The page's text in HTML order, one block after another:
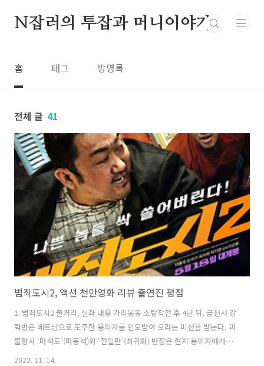
N잡러의 투잡과 머니이야기
홈 태그 방명록
전체 글 41
범죄도시2, 액션 천만영화 리뷰 출연진 평점
1. 범죄도시2 줄거리, 실화 내용 가리봉동 소탕작전 후 4년 뒤, 금천서 강
력반은 베트남으로 도주한 용의자를 인도받아 오라는 미션을 받는다. 괴
물형사 ‘마석도’(마동석)와 ‘전일만’(최귀화) 반장은 현지 용의자에게서
수상함을 느끼고, 그의 뒤에 무자비한 악행을 벌이는 ‘강해상’(손석구)이
2022. 11. 14.